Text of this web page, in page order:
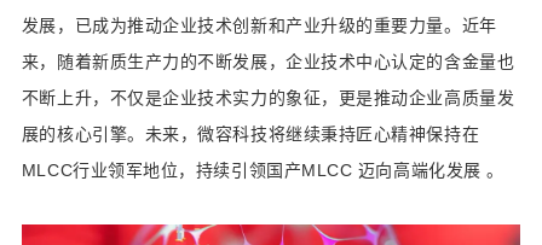
发展，已成为推动企业技术创新和产业升级的重要力量。近年
来，随着新质生产力的不断发展，企业技术中心认定的含金量也
不断上升，不仅是企业技术实力的象征，更是推动企业高质量发
展的核心引擎。未来，微容科技将继续秉持匠心精神保持在
MLCC行业领军地位，持续引领国产MLCC 迈向高端化发展 。